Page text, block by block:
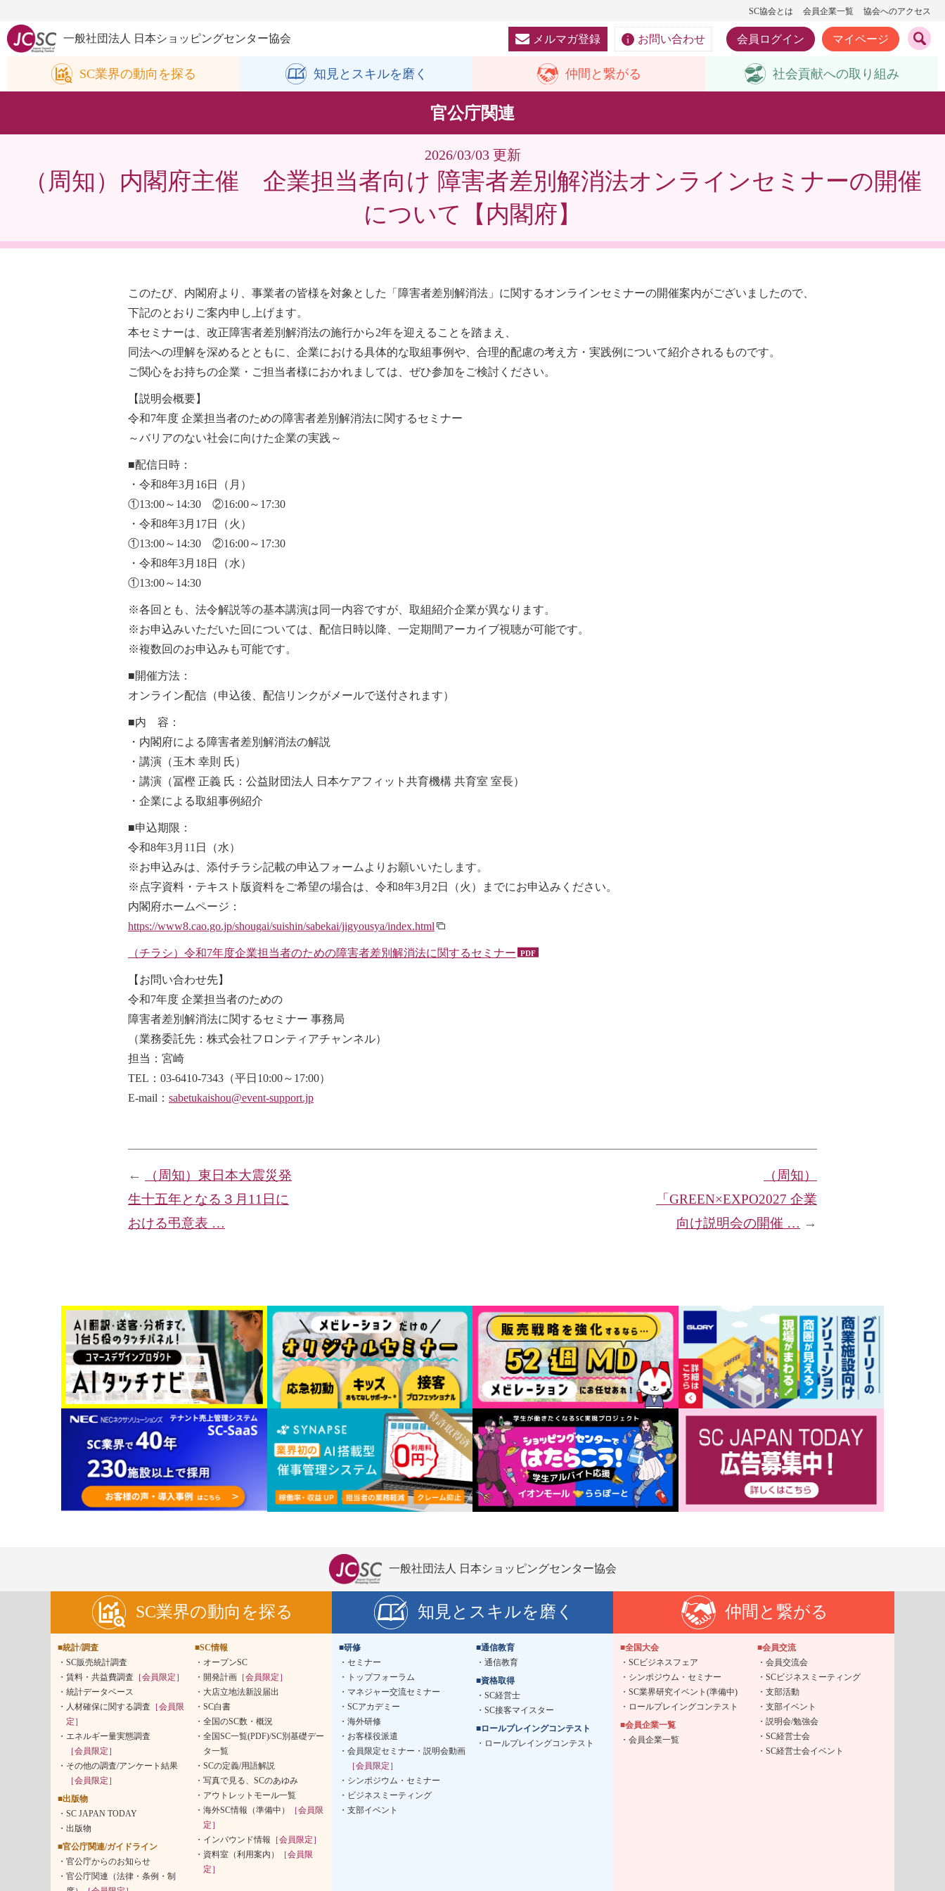
SC協会とは 会員企業一覧 協会へのアクセス
一般社団法人 日本ショッピングセンター協会 メルマガ登録 お問い合わせ 会員ログイン マイページ
SC業界の動向を探る 知見と スキルを磨く 仲間と 繋がる 社会貢献への取り組み
官公庁関連
2026/03/03 更新
（周知）内閣府主催 企業担当者向け 障害者差別解消法オンラインセミナーの開催
について【内閣府】
このたび、内閣府より、事業者の皆様を対象とした「障害者差別解消法」に関するオンラインセミナーの開催案内がございましたので、
下記のとおりご案内申し上げます。
本セミナーは、改正障害者差別解消法の施行から2年を迎えることを踏まえ、
同法への理解を深めるとともに、企業における具体的な取組事例や、合理的配慮の考え方・実践例について紹介されるものです。
ご関心をお持ちの企業・ご担当者様におかれましては、ぜひ参加をご検討ください。
【説明会概要】
令和7年度 企業担当者のための障害者差別解消法に関するセミナー
～バリアのない社会に向けた企業の実践～
■配信日時：
・令和8年3月16日（月）
①13:00～14:30 ②16:00～17:30
・令和8年3月17日（火）
①13:00～14:30 ②16:00～17:30
・令和8年3月18日（水）
①13:00～14:30
※各回とも、法令解説等の基本講演は同一内容ですが、取組紹介企業が異なります。
※お申込みいただいた回については、配信日時以降、一定期間アーカイブ視聴が可能です。
※複数回のお申込みも可能です。
■開催方法：
オンライン配信（申込後、配信リンクがメールで送付されます）
■内 容：
・内閣府による障害者差別解消法の解説
・講演（玉木 幸則 氏）
・講演（冨樫 正義 氏：公益財団法人 日本ケアフィット共育機構 共育室 室長）
・企業による取組事例紹介
■申込期限：
令和8年3月11日（水）
※お申込みは、添付チラシ記載の申込フォームよりお願いいたします。
※点字資料・テキスト版資料をご希望の場合は、令和8年3月2日（火）までにお申込みください。
内閣府ホームページ：
https://www8.cao.go.jp/shougai/suishin/sabekai/jigyousya/index.html
（チラシ）令和7年度企業担当者のための障害者差別解消法に関するセミナー
【お問い合わせ先】
令和7年度 企業担当者のための
障害者差別解消法に関するセミナー 事務局
（業務委託先：株式会社フロンティアチャンネル）
担当：宮崎
TEL：03-6410-7343（平日10:00～17:00）
E-mail： sabetukaishou@event-support.jp
（周知）
「GREEN×EXPO2027 企業
向け説明会の開催 … →
←
（周知）東日本大震災発
生十五年となる３月11日に
おける弔意表 …
一般社団法人 日本ショッピングセンター協会
SC業界の動向を探る
■統計/調査
SC販売統計調査
賃料・共益費調査 ［会員限定］
統計データベース
人材確保に関する調査 ［会員限
定］
エネルギー量実態調査
［会員限定］
その他の調査/アンケート結果
［会員限定］
■出版物
SC JAPAN TODAY
出版物
■官公庁関連/ガイドライン
官公庁からのお知らせ
官公庁関連（法律・条例・制
■SC情報
オープンSC
開発計画 ［会員限定］
大店立地法新設届出
SC白書
全国のSC数・概況
全国SC一覧(PDF)/SC別基礎デー
タ一覧
SCの定義/用語解説
写真で見る、SCのあゆみ
アウトレットモール一覧
海外SC情報（準備中）
［会員限
定］
インバウンド情報 ［会員限定］
資料室（利用案内）
［会員限
定］
知見とスキルを磨く
■研修
セミナー
トップフォーラム
マネジャー交流セミナー
SCアカデミー
海外研修
お客様役派遣
会員限定セミナー・説明会動画
［会員限定］
シンポジウム・セミナー
ビジネスミーティング
支部イベント
■通信教育
通信教育
■資格取得
SC経営士
SC接客マイスター
■ロールプレイングコンテスト
ロールプレイングコンテスト
仲間と繋がる
■全国大会
SCビジネスフェア
シンポジウム・セミナー
SC業界研究イベント(準備中)
ロールプレイングコンテスト
■会員企業一覧
会員企業一覧
■会員交流
会員交流会
SCビジネスミーティング
支部活動
支部イベント
説明会/勉強会
SC経営士会
SC経営士会イベント